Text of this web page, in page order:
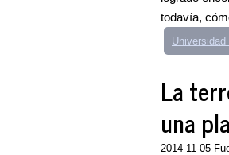
todavía,
La
una
2014-11-05